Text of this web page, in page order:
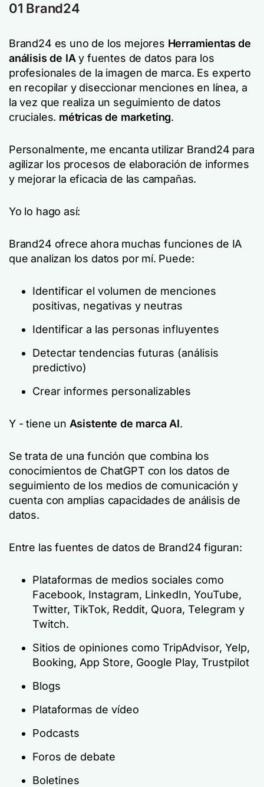
01 Brand24
Brand24 es uno de los mejores Herramientas de
análisis de IAy fuentes de datos para los
profesionales de la imagen de marca. Es experto
en recopilar y diseccionar menciones en línea, a
la vez que realiza un seguimiento de datos
cruciales. métricas de marketing.
Personalmente, me encanta utilizar Brand24 para
agilizar los procesos de elaboración de informes
y mejorar la eficacia de las campañas.
Yo lo hago así:
Brand24 ofrece ahora muchas funciones de IA
que analizan los datos por mí. Puede:
Identificar el volumen de menciones
positivas, negativas y neutras
Identificar a las personas influyentes
Detectar tendencias futuras (análisis
predictivo)
Crear informes personalizables
Y - tiene un Asistente de marca AI.
Se trata de una función que combina los
conocimientos de ChatGPT con los datos de
seguimiento de los medios de comunicación y
cuenta con amplias capacidades de análisis de
datos.
Entre las fuentes de datos de Brand24 figuran:
Plataformas de medios sociales como
Facebook, Instagram, LinkedIn, YouTube,
Twitter, TikTok, Reddit, Quora, Telegram y
Twitch.
Sitios de opiniones como TripAdvisor, Yelp,
Booking, App Store, Google Play, Trustpilot
Blogs
Plataformas de vídeo
Podcasts
Foros de debate
Boletines